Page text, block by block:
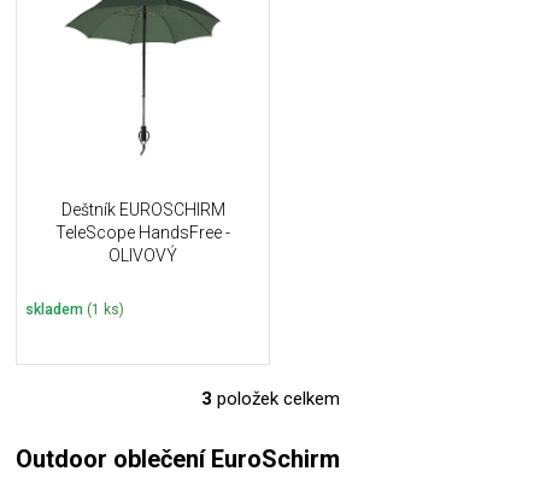
Deštník EUROSCHIRM
TeleScope HandsFree -
OLIVOVÝ
skladem (1 ks)
O
l
3 položek celkem
Outdoor oblečení EuroSchirm